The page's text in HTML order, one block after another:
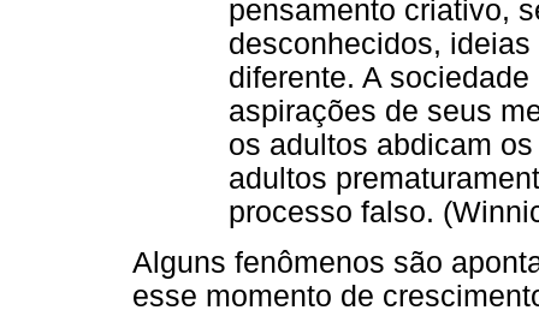
pensamento criativo,
desconhecidos,
diferente. A
aspirações de seus
os adultos abdicam
adultos
processo falso.
Alguns fenômenos são
esse momento de